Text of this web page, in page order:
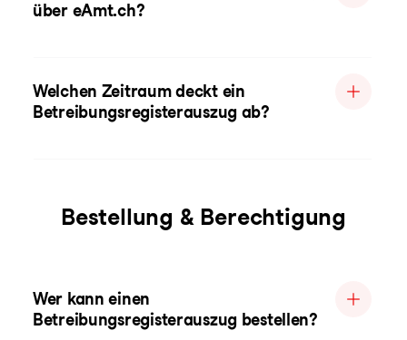
über eAmt.ch?
Welchen Zeitraum deckt ein
Betreibungsregisterauszug ab?
Bestellung & Berechtigung
Wer kann einen
Betreibungsregisterauszug bestellen?